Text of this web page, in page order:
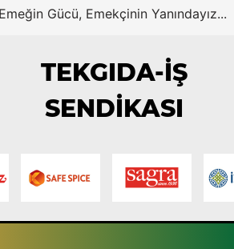
Emeğin Gücü, Emekçinin Yanındayız...
TEKGIDA-İŞ
SENDİKASI